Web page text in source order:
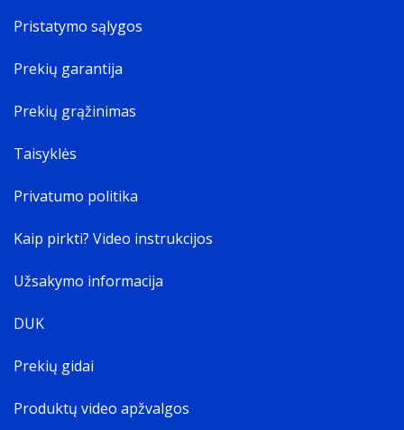
Pristatymo sąlygos
Prekių garantija
Prekių grąžinimas
Taisyklės
Privatumo politika
Kaip pirkti? Video instrukcijos
Užsakymo informacija
DUK
Prekių gidai
Produktų video apžvalgos